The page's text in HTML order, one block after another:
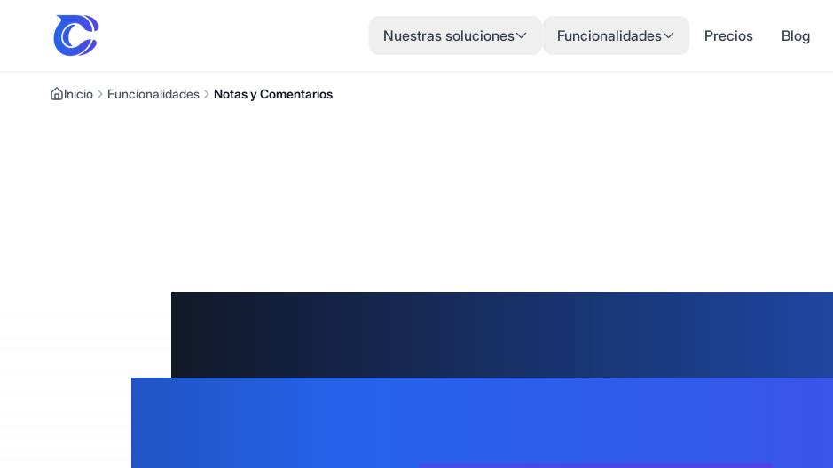
Nuestras soluciones Funcionalidades Precios Blog
Inicio Funcionalidades Notas y Comentarios